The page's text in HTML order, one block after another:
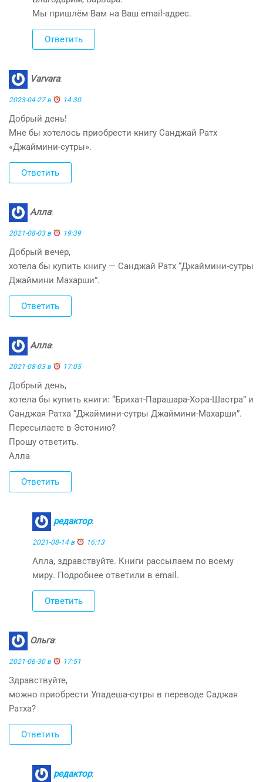
Мы пришлём Вам на Ваш email-адрес.
Ответить
Varvara:
2023-04-27 в 14:30
Добрый день!
Мне бы хотелось приобрести книгу Санджай Ратх
«Джаймини-сутры».
Ответить
Алла:
2021-08-03 в 19:39
Добрый вечер,
хотела бы купить книгу — Санджай Ратх “Джаймини-сутры
Джаймини Махарши”.
Ответить
Алла:
2021-08-03 в 17:05
Добрый день,
хотела бы купить книги: “Брихат-Парашара-Хора-Шастра” и
Санджая Ратха “Джаймини-сутры Джаймини-Махарши”.
Пересылаете в Эстонию?
Прошу ответить.
Алла
Ответить
редактор:
2021-08-14 в 16:13
Алла, здравствуйте. Книги рассылаем по всему
миру. Подробнее ответили в email.
Ответить
Ольга:
2021-06-30 в 17:51
Здравствуйте,
можно приобрести Упадеша-сутры в переводе Саджая
Ратха?
Ответить
редактор: